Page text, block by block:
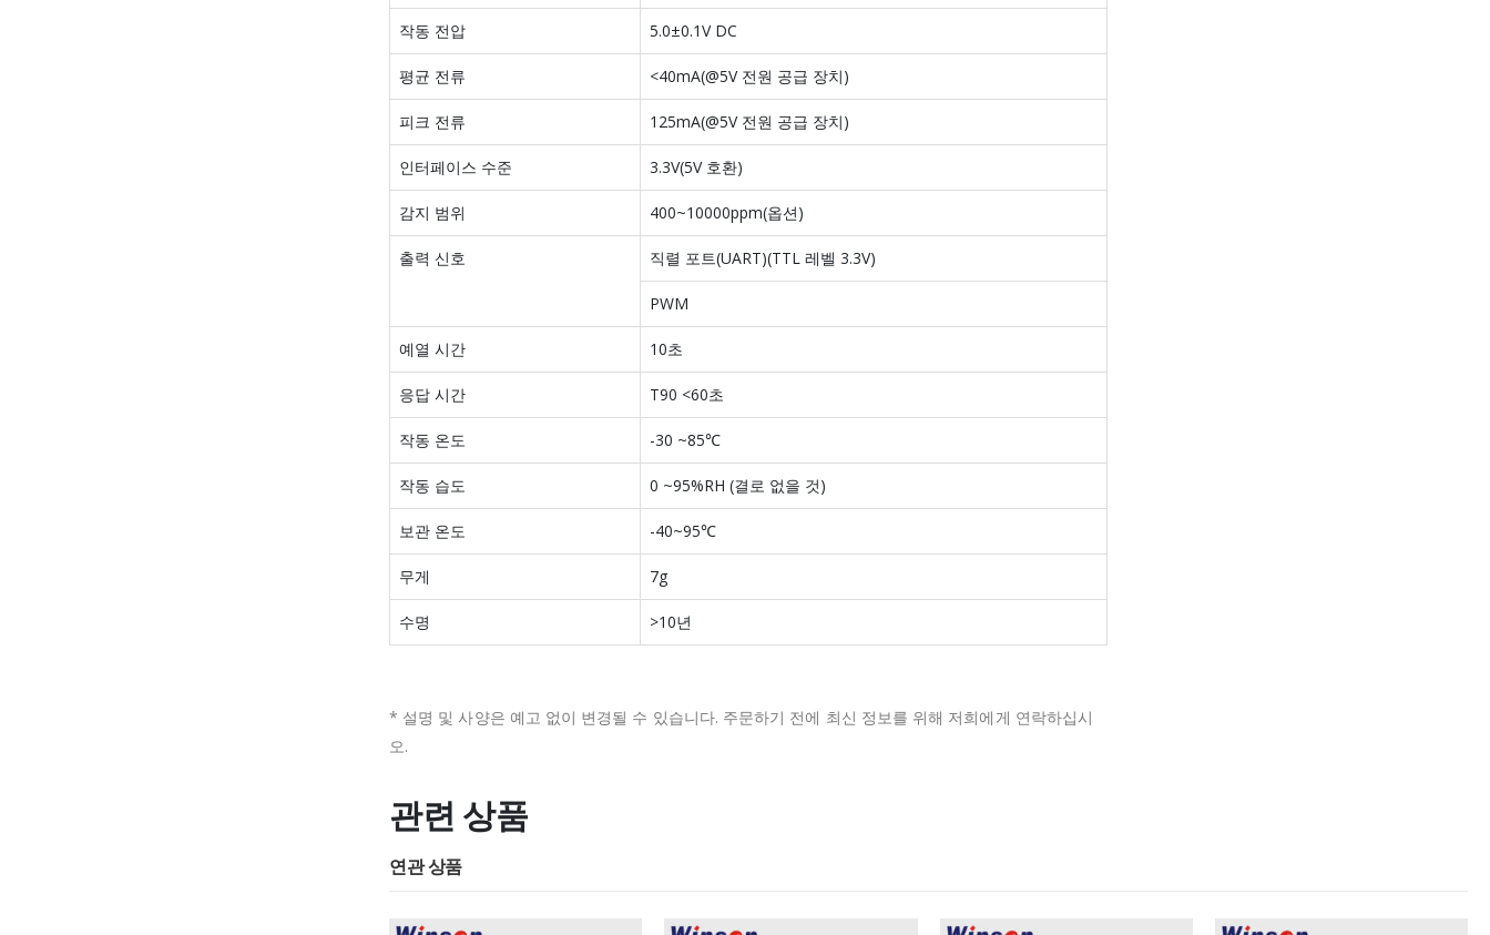
작동 전압 5.0±0.1V DC
평균 전류 <40mA(@5V 전원 공급 장치)
피크 전류 125mA(@5V 전원 공급 장치)
인터페이스 수준 3.3V(5V 호환)
감지 범위 400~10000ppm(옵션)
출력 신호 직렬 포트(UART)(TTL 레벨 3.3V)
PWM
예열 시간 10초
응답 시간 T90 <60초
작동 온도 -30 ~85℃
작동 습도 0 ~95%RH (결로 없을 것)
보관 온도 -40~95℃
무게 7g
수명 >10년
* 설명 및 사양은 예고 없이 변경될 수 있습니다. 주문하기 전에 최신 정보를 위해 저희에게 연락하십시
오.
관련 상품
연관 상품